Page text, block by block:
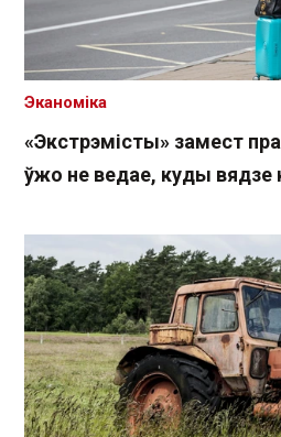
«Экстрэмісты» замест
ўжо не ведае, куды вядзе
Эканоміка